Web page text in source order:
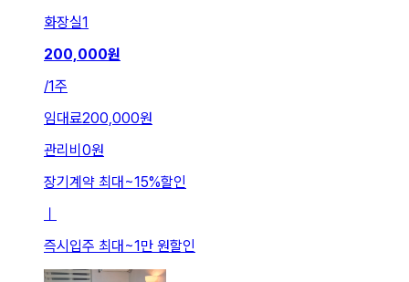
화장실1
200,000원
/1주
임대료200,000원
관리비 0원
장기계약 최대~15%할인
ㅣ
즉시입주 최대~1만 원할인